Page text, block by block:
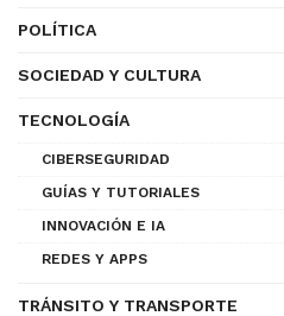
POLÍTICA
SOCIEDAD Y CULTURA
TECNOLOGÍA
CIBERSEGURIDAD
GUÍAS Y TUTORIALES
INNOVACIÓN E IA
REDES Y APPS
TRÁNSITO Y TRANSPORTE